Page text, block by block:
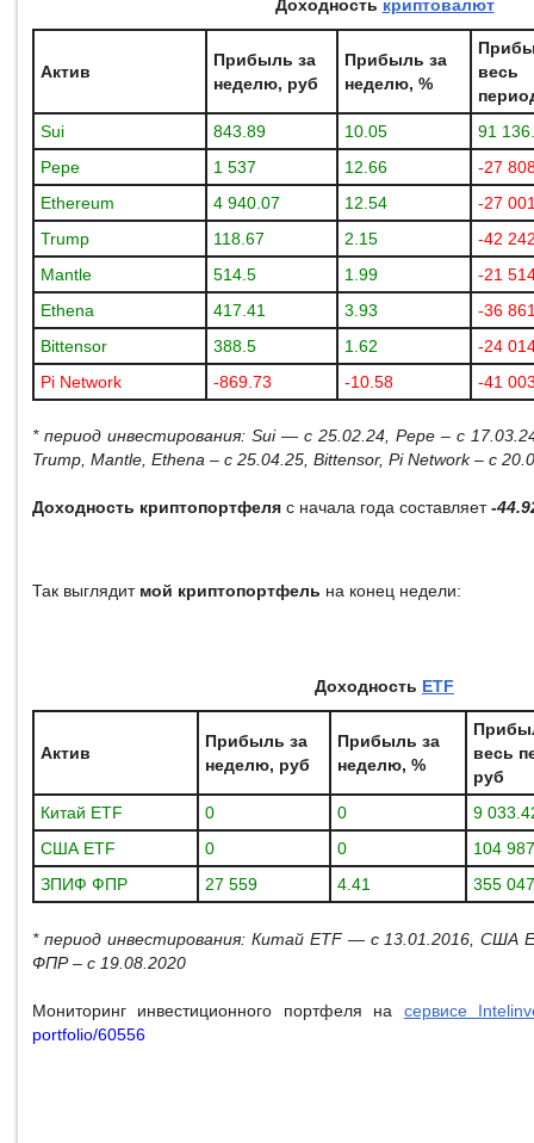
Доходность криптовалют
Актив
Прибыль за
неделю, руб
Прибыль за
неделю, %
весь
Sui
843.89 10.05
91
Pepe
1 537 12.66
-27
Ethereum
4 940.07 12.54
-27
Trump
118.67 2.15
-42
Mantle
514.5 1.99
-21
Ethena
417.41 3.93
-36
Bittensor
388.5 1.62
-24
Pi Network
-869.73 -10.58 -41
* период инвестирования: Sui — с 25.02.24, Pepe – с
Trump, Mantle, Ethena – с 25.04.25, Bittensor, Pi Network – с
Доходность криптопортфеля с начала года составляет-
Так выглядит мой криптопортфель на конец недели:
Доходность ETF
Актив
Прибыль за
неделю, руб
Прибыль за
неделю, %
весь
руб
Китай ETF
0 0
9
США ETF
0 0
104
ЗПИФ ФПР
27 559 4.41 355
* период инвестирования: Китай ETF — с 13.01.2016, США
ФПР – с 19.08.2020
Мониторинг инвестиционного портфеля на сервисе
portfolio/60556